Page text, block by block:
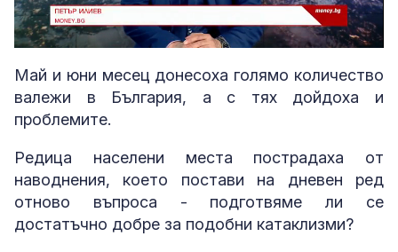
Unmute Loaded
3.87%
Май и юни месец донесоха голямо количество
валежи в България, а с тях дойдоха и
проблемите.
Редица населени места пострадаха от
наводнения, което постави на дневен ред
отново въпроса - подготвяме ли се
достатъчно добре за подобни катаклизми?